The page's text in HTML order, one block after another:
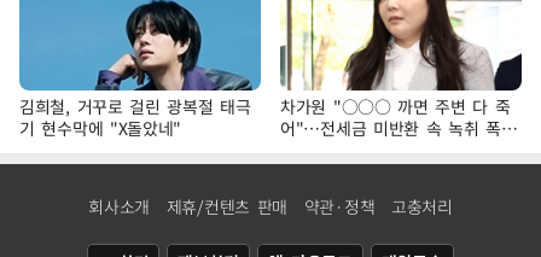
김희철, 거꾸로 걸린 광복절 태극
기 현수막에 "X돌았네"
차가원 "○○○ 까면 주변 다 죽
어"…전세금 미반환 속 녹취 폭로
파장
회사소개 제휴/컨텐츠 판매 약관·정책 고충처리